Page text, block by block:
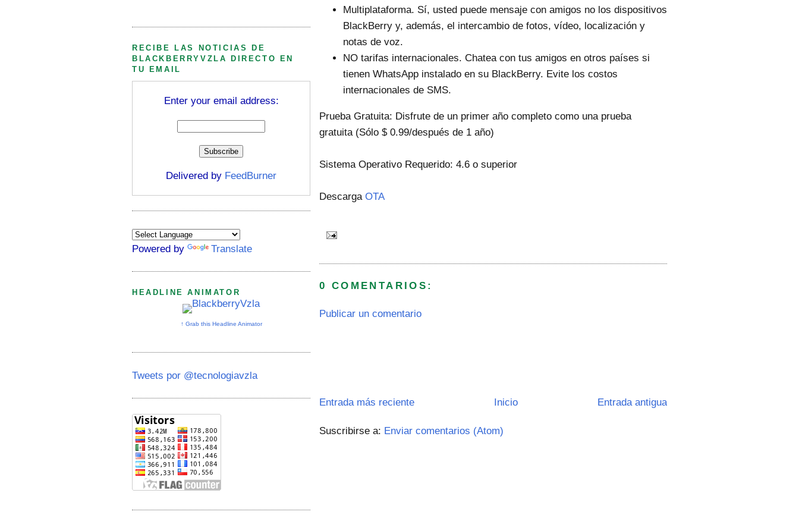
Multiplataforma. Sí, usted puede mensaje con amigos no los dispositivos
BlackBerry y, además, el intercambio de fotos, vídeo, localización y
notas de voz.
NO tarifas internacionales. Chatea con tus amigos en otros países si
tienen WhatsApp instalado en su BlackBerry. Evite los costos
internacionales de SMS.
Prueba Gratuita: Disfrute de un primer año completo como una prueba
gratuita (Sólo $ 0.99/después de 1 año)
Sistema Operativo Requerido: 4.6 o superior
Descarga OTA
0 COMENTARIOS:
Publicar un comentario
Entrada más reciente Entrada antigua
Inicio
Suscribirse a: Enviar comentarios (Atom)
RECIBE LAS NOTICIAS DE
BLACKBERRYVZLA DIRECTO EN
TU EMAIL
Enter your email address:
Delivered by FeedBurner
Powered by Translate
HEADLINE ANIMATOR
↑ Grab this Headline Animator
Tweets por @tecnologiavzla